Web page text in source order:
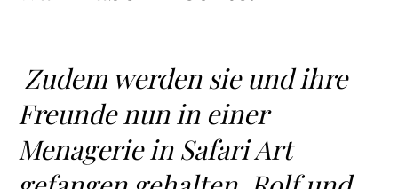
Zudem werden sie und ihre
Freunde nun in einer
Menagerie in Safari Art